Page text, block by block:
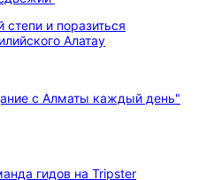
и поразиться
Алатау